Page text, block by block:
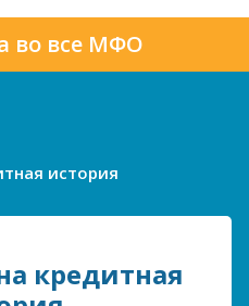
во все МФО
история
кредитная